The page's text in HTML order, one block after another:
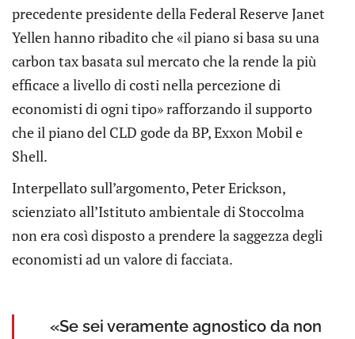
precedente presidente della Federal Reserve Janet
Yellen hanno ribadito che «il piano si basa su una
carbon tax basata sul mercato che la rende la più
efficace a livello di costi nella percezione di
economisti di ogni tipo» rafforzando il supporto
che il piano del CLD gode da BP, Exxon Mobil e
Shell.
Interpellato sull’argomento, Peter Erickson,
scienziato all’Istituto ambientale di Stoccolma
non era così disposto a prendere la saggezza degli
economisti ad un valore di facciata.
«Se sei veramente agnostico da non